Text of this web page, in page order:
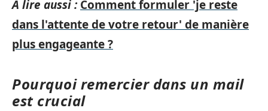
A lire aussi : Comment formuler 'je reste
dans l'attente de votre retour' de manière
plus engageante ?
Pourquoi remercier dans un mail
est crucial